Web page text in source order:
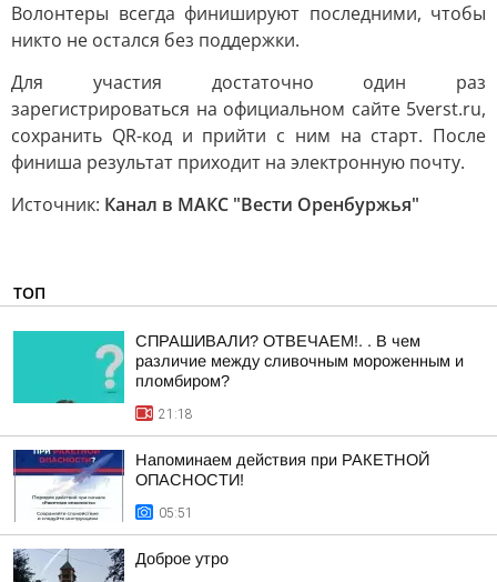
Волонтеры всегда финишируют последними, чтобы
никто не остался без поддержки.
Для участия достаточно один раз
зарегистрироваться на официальном сайте 5verst.ru,
сохранить QR-код и прийти с ним на старт. После
финиша результат приходит на электронную почту.
Источник: Канал в МАКС "Вести Оренбуржья"
ТОП
СПРАШИВАЛИ? ОТВЕЧАЕМ!. . В чем
различие между сливочным мороженным и
пломбиром?
21:18
Напоминаем действия при РАКЕТНОЙ
ОПАСНОСТИ!
05:51
Доброе утро